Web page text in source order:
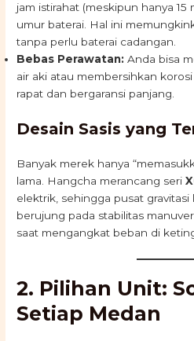
jam istirahat (meskipun hanya
umur baterai. Hal ini
tanpa perlu baterai cadangan.
Bebas Perawatan: Anda bisa
air aki atau membersihkan
rapat dan bergaransi panjang.
Desain Sasis yang
Banyak merek hanya
lama. Hangcha merancang seri
elektrik, sehingga pusat
berujung pada stabilitas
saat mengangkat beban di
2. Pilihan Unit:
Setiap Medan